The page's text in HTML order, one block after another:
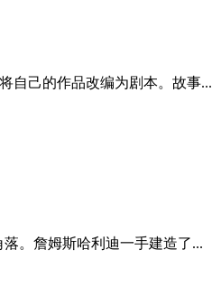
自己的作品改编为剧本。故事...
。詹姆斯哈利迪一手建造了...